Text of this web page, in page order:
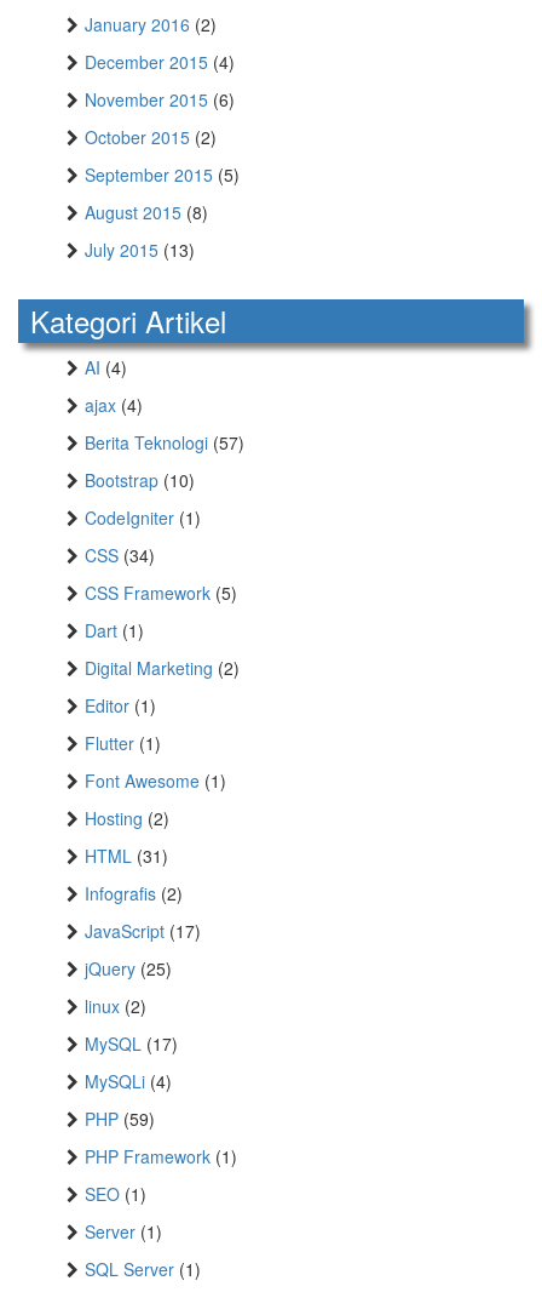
January 2016 (2)
December 2015 (4)
November 2015 (6)
October 2015 (2)
September 2015 (5)
August 2015 (8)
July 2015 (13)
Kategori Artikel
AI (4)
ajax (4)
Berita Teknologi (57)
Bootstrap (10)
CodeIgniter (1)
CSS (34)
CSS Framework (5)
Dart (1)
Digital Marketing (2)
Editor (1)
Flutter (1)
Font Awesome (1)
Hosting (2)
HTML (31)
Infografis (2)
JavaScript (17)
jQuery (25)
linux (2)
MySQL (17)
MySQLi (4)
PHP (59)
PHP Framework (1)
SEO (1)
Server (1)
SQL Server (1)